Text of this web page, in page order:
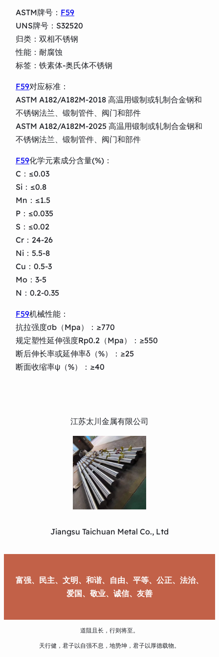
ASTM牌号： F59
UNS牌号：S32520
归类：双相不锈钢
性能：耐腐蚀
标签：铁素体-奥氏体不锈钢
F59对应标准：
ASTM A182/A182M-2018 高温用锻制或轧制合金钢和
不锈钢法兰、锻制管件、阀门和部件
ASTM A182/A182M-2025 高温用锻制或轧制合金钢和
不锈钢法兰、锻制管件、阀门和部件
F59化学元素成分含量(%)：
C：≤0.03
Si：≤0.8
Mn：≤1.5
P：≤0.035
S：≤0.02
Cr：24-26
Ni：5.5-8
Cu：0.5-3
Mo：3-5
N：0.2-0.35
F59机械性能：
抗拉强度σb（Mpa）：≥770
规定塑性延伸强度Rp0.2（Mpa）：≥550
断后伸长率或延伸率δ（%）：≥25
断面收缩率ψ（%）：≥40
江苏太川金属有限公司
Jiangsu Taichuan Metal Co., Ltd
富强、民主、文明、和谐、自由、平等、公正、法治、
爱国、敬业、诚信、友善
道阻且长，行则将至。
天行健，君子以自强不息，地势坤，君子以厚德载物。